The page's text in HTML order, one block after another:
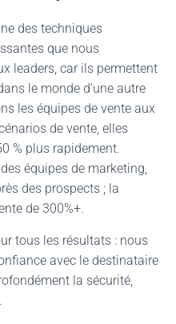
des techniques
que nous
leaders, car ils permettent
le monde d’une autre
les équipes de vente aux
de vente, elles
% plus rapidement.
équipes de marketing,
des prospects ; la
de 300%+.
tous les résultats : nous
avec le destinataire
la sécurité,